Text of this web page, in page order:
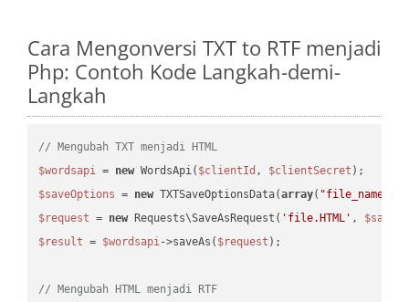
Cara Mengonversi TXT to RTF menjadi
Php: Contoh Kode Langkah-demi-
Langkah
// Mengubah TXT menjadi HTML
$wordsapi = new WordsApi( $clientId , $clientSecret
$saveOptions = new TXTSaveOptionsData(array( "file_name"
$request = new Requests\SaveAsRequest( 'file.HTML' ,
$result = $wordsapi->saveAs( $request );
// Mengubah HTML menjadi RTF